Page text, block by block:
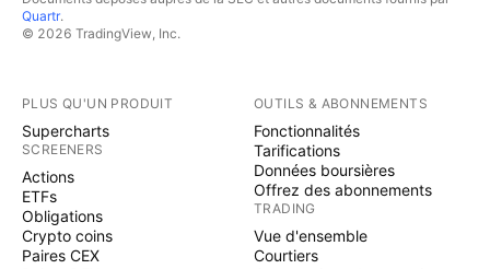
Quartr.
© 2026 TradingView, Inc.
PLUS QU'UN PRODUIT
Supercharts
SCREENERS
Actions
ETFs
Obligations
Crypto coins
Paires CEX
OUTILS & ABONNEMENTS
Fonctionnalités
Tarifications
Données boursières
Offrez des abonnements
TRADING
Vue d'ensemble
Courtiers